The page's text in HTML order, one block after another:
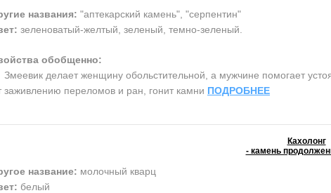
названия: "аптекарский камень", "серпентин"
зеленоватый-желтый, зеленый, темно-зеленый.
обобщенно:
делает женщину обольстительной, а мужчине помогает
заживлению переломов и ран, гонит камни ПОДРОБНЕЕ
Кахолонг
- камень
название: молочный кварц
белый